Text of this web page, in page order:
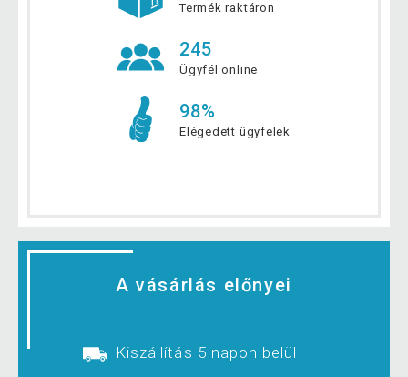
Termék raktáron
245
Ügyfél online
98%
Elégedett ügyfelek
A vásárlás előnyei
Kiszállítás 5 napon belül